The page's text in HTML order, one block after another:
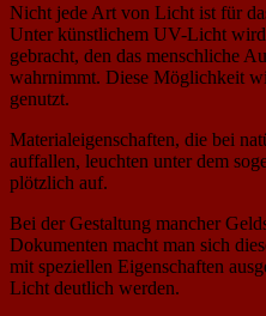
Nicht jede Art von Licht ist für
Unter künstlichem UV-Licht
gebracht, den das menschliche
wahrnimmt. Diese Möglichkeit
genutzt.
Materialeigenschaften, die bei
auffallen, leuchten unter dem
plötzlich auf.
Bei der Gestaltung mancher
Dokumenten macht man sich
mit speziellen Eigenschaften
Licht deutlich werden.